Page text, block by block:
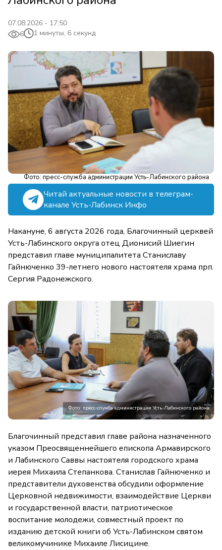
07.08.2026 - 17:50
6
1 минуты, 6 секунд
Фото: пресс-служба администрации Усть-Лабинского района
Читай актуальные новости в телеграм-
канале Усть-Лабинск Инфо
Накануне, 6 августа 2026 года, Благочинный церквей
Усть-Лабинского округа отец Дионисий Шиегин
представил главе муниципалитета Станиславу
Гайнюченко 39-летнего нового настоятеля храма прп.
Сергия Радонежского.
Фото: пресс-служба администрации Усть-Лабинского района
Благочинный представил главе района назначенного
указом Преосвященнейшего епископа Армавирского
и Лабинского Саввы настоятеля городского храма
иерея Михаила Степанкова. Станислав Гайнюченко и
представители духовенства обсудили оформление
Церковной недвижимости, взаимодействие Церкви
и государственной власти, патриотическое
воспитание молодежи, совместный проект по
изданию детской книги об Усть-Лабинском святом
великомучинике Михаиле Лисицине.